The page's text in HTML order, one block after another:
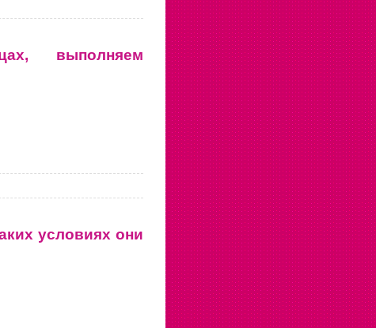
выполняем
условиях они